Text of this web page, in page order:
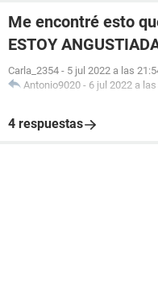
Me encontré esto
ESTOY
Carla_2354 - 5 jul 2022 a las
Antonio9020 - 6 jul 2022 a
4 respuestas